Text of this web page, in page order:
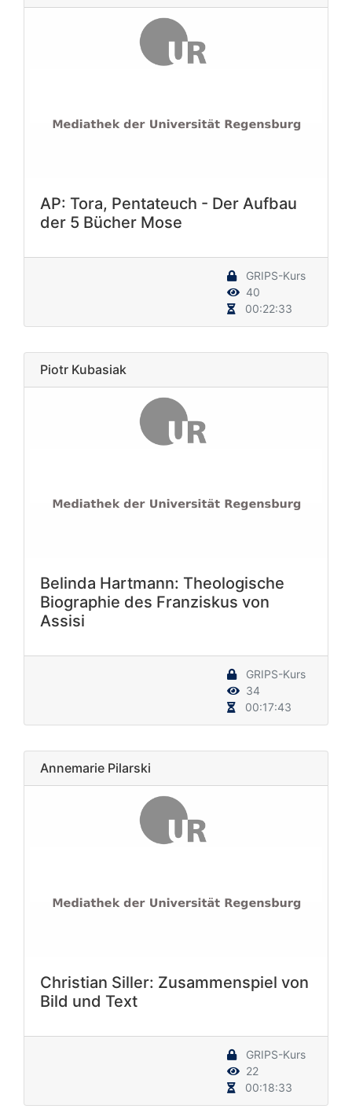
AP: Tora, Pentateuch - Der Aufbau
der 5 Bücher Mose
GRIPS-Kurs
40
00:22:33
Piotr Kubasiak
Belinda Hartmann: Theologische
Biographie des Franziskus von
Assisi
GRIPS-Kurs
34
00:17:43
Annemarie Pilarski
Christian Siller: Zusammenspiel von
Bild und Text
GRIPS-Kurs
22
00:18:33